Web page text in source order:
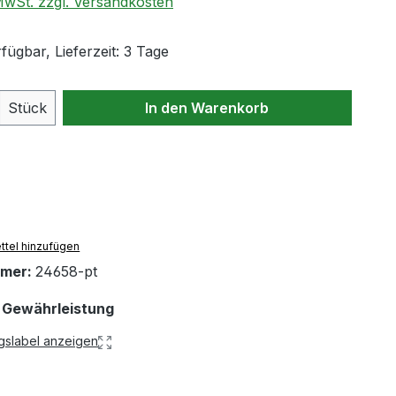
Lieferzeit: 3 Tage
Anzahl: Gib den gewünschten Wert
Stück In den Warenkorb
hinzufügen
24658-pt
anzeigen